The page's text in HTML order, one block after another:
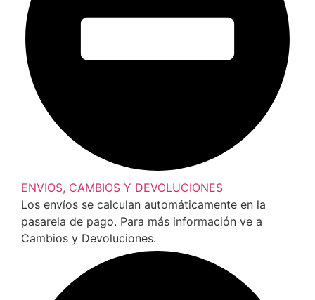
ENVIOS, CAMBIOS Y DEVOLUCIONES
Los envíos se calculan automáticamente en la
pasarela de pago. Para más información ve a
Cambios y Devoluciones.